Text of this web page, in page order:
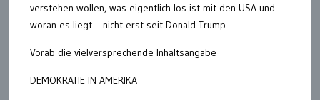
verstehen wollen, was eigentlich los ist mit den USA und
woran es liegt – nicht erst seit Donald Trump.
Vorab die vielversprechende Inhaltsangabe
DEMOKRATIE IN AMERIKA